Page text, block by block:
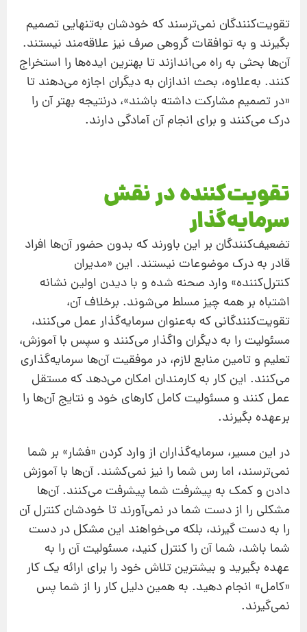
تقویت‌کنندگان نمی‌ترسند که خودشان به‌تنهایی تصمیم
بگیرند و به توافقات گروهی صرف نیز علاقه‌مند نیستند.
آن‌ها بحثی به راه می‌اندازند تا بهترین ایده‌ها را استخراج
کنند. به‌علاوه،‌ بحث اندازان به دیگران اجازه می‌دهند تا
«در تصمیم مشارکت داشته باشند»، درنتیجه بهتر آن را
درک می‌کنند و برای انجام آن آمادگی دارند.
تقویت‌کننده در نقش
سرمایه‌گذار
تضعیف‌کنندگان بر این باورند که بدون حضور آن‌ها افراد
قادر به درک موضوعات نیستند. این «مدیران
کنترل‌کننده» وارد صحنه شده و با دیدن اولین نشانه
اشتباه بر همه چیز مسلط می‌شوند. برخلاف آن،
‌تقویت‌کنندگانی که به‌عنوان سرمایه‌گذار عمل می‌کنند،
مسئولیت را به دیگران واگذار می‌کنند و سپس با آموزش،
تعلیم و تامین منابع لازم، در موفقیت آن‌ها سرمایه‌گذاری
می‌کنند. این کار به کارمندان امکان می‌دهد که مستقل
عمل کنند و مسئولیت کامل کارهای خود و نتایج آن‌ها را
برعهده بگیرند.
در این مسیر، سرمایه‌گذاران از وارد کردن «فشار» بر شما
نمی‌ترسند، اما رس شما را نیز نمی‌کشند. آن‌ها با آموزش
دادن و کمک به پیشرفت شما پیشرفت می‌کنند. آن‌ها
مشکلی را از دست شما در نمی‌آورند تا خودشان کنترل آن
را به دست گیرند، بلکه می‌خواهند این مشکل در دست
شما باشد، شما آن را کنترل کنید، مسئولیت آن را به
عهده بگیرید و بیشترین تلاش خود را برای ارائه یک کار
«کامل» انجام دهید. به‌ همین دلیل کار را از شما پس
نمی‌گیرند.